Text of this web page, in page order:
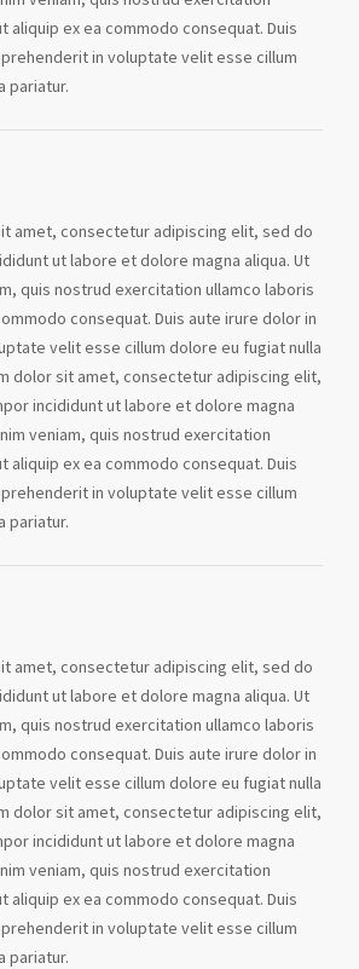
aliquip ex ea commodo consequat. Duis
in voluptate velit esse cillum
pariatur.
amet, consectetur adipiscing elit, sed do
ut labore et dolore magna aliqua. Ut
quis nostrud exercitation ullamco laboris
consequat. Duis aute irure dolor in
velit esse cillum dolore eu fugiat nulla
dolor sit amet, consectetur adipiscing elit,
incididunt ut labore et dolore magna
veniam, quis nostrud exercitation
aliquip ex ea commodo consequat. Duis
in voluptate velit esse cillum
pariatur.
amet, consectetur adipiscing elit, sed do
ut labore et dolore magna aliqua. Ut
quis nostrud exercitation ullamco laboris
consequat. Duis aute irure dolor in
velit esse cillum dolore eu fugiat nulla
dolor sit amet, consectetur adipiscing elit,
incididunt ut labore et dolore magna
veniam, quis nostrud exercitation
aliquip ex ea commodo consequat. Duis
in voluptate velit esse cillum
pariatur.